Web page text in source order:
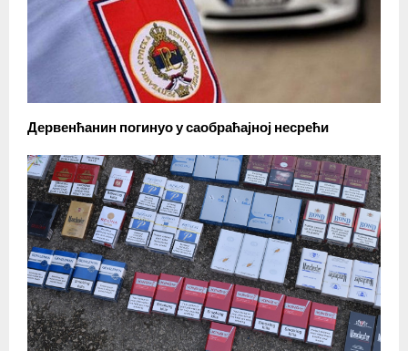
Дервенћанин погинуо у саобраћајној несрећи